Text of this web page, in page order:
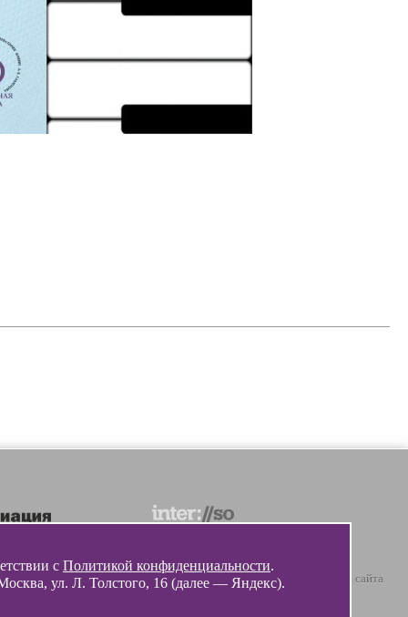
© 2012 - 2026 Разработка и поддержка сайта
ООО «
с Политикой конфиденциальности.
ул. Л. Толстого, 16 (далее — Яндекс).